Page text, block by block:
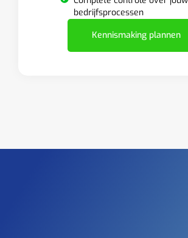
bedrijfsprocessen
Kennismaking plannen